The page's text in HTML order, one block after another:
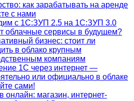
как зарабатывать на аренде
с нами
с 1С:ЗУП 2.5 на 1С:ЗУП 3.0
облачные сервисы в будущем?
бизнес: стоит ли
в облако крупным
компаниям
1С через интернет —
или официально в облаке
сами!
онлайн: магазин, интернет-